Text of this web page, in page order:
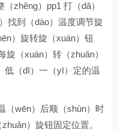
zhěng）pp1 打（dǎ）
找到（dào）温度调节旋
）旋转旋（xuán）钮
旋（xuán）转（zhuǎn）
低（dī）一（yī）定的温
（wēn）后顺（shùn）时
）旋钮固定位置。